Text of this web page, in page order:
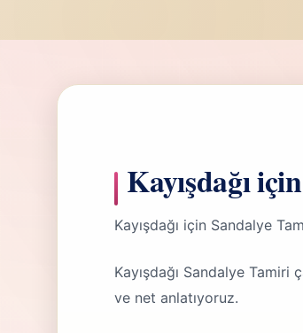
Kayışdağı
Kayışdağı için Sandalye
Kayışdağı Sandalye
ve net anlatıyoruz.